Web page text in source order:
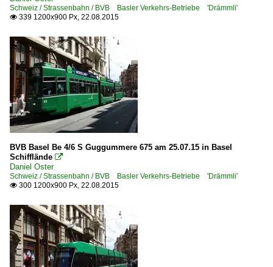
Schweiz / Strassenbahn / BVB Basler Verkehrs-Betriebe 'Drämmli'
 339 1200x900 Px, 22.08.2015
BVB Basel Be 4/6 S Guggummere 675 am 25.07.15 in Basel
Schifflände 
Daniel Oster
Schweiz / Strassenbahn / BVB Basler Verkehrs-Betriebe 'Drämmli'
 300 1200x900 Px, 22.08.2015